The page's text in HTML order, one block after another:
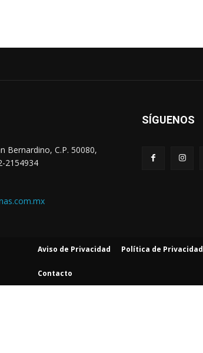
Bernardino, C.P. 50080,
2154934
SÍGUENOS
Aviso de Privacidad Política de Privacidad
Contacto